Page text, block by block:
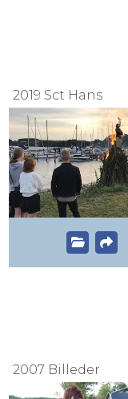
2019 Sct Hans
2007 Billeder